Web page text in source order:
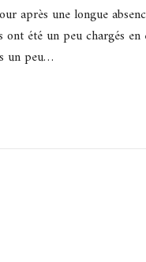
après une longue
ont été un peu chargés
un peu…